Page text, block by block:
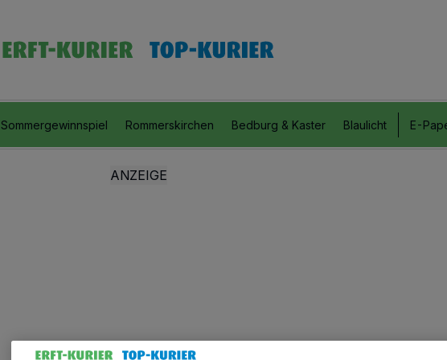
Sommergewinnspiel Rommerskirchen Bedburg & Kaster Blaulicht E-